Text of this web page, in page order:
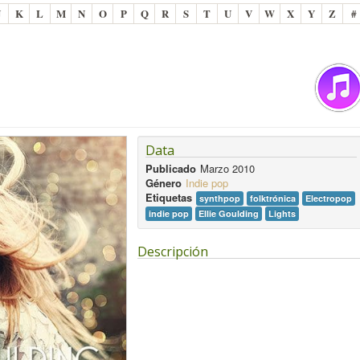
K L M N O P Q R S T U V W X Y Z #
Data
Publicado Marzo 2010
Género Indie pop
Etiquetas
synthpop folktrónica
Electropop
indie pop
Ellie Goulding Lights
Descripción